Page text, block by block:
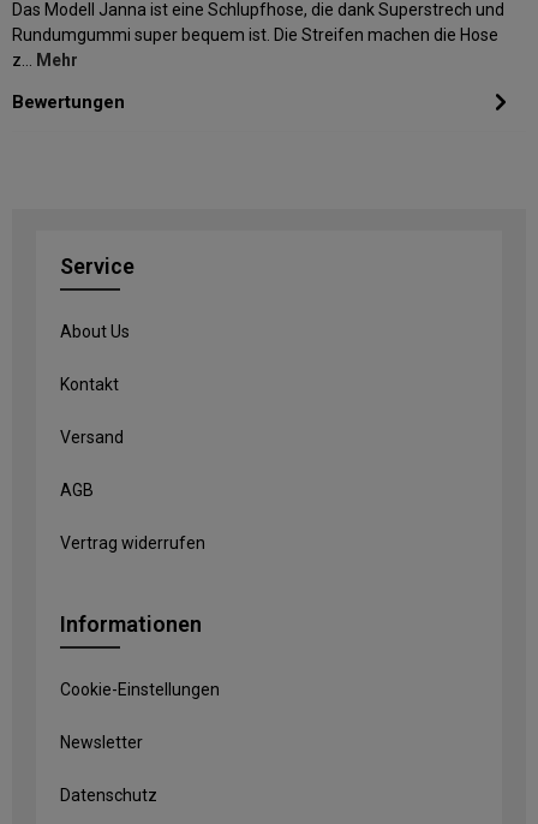
Das Modell Janna ist eine Schlupfhose, die dank Superstrech und
Rundumgummi super bequem ist. Die Streifen machen die Hose
z…
Mehr
Bewertungen
Service
About Us
Kontakt
Versand
AGB
Vertrag widerrufen
Informationen
Cookie-Einstellungen
Newsletter
Datenschutz